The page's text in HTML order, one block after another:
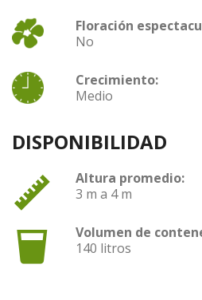
Floración
No
Crecimiento:
Medio
DISPONIBILIDAD
Altura promedio:
3 m a 4 m
Volumen de
140 litros